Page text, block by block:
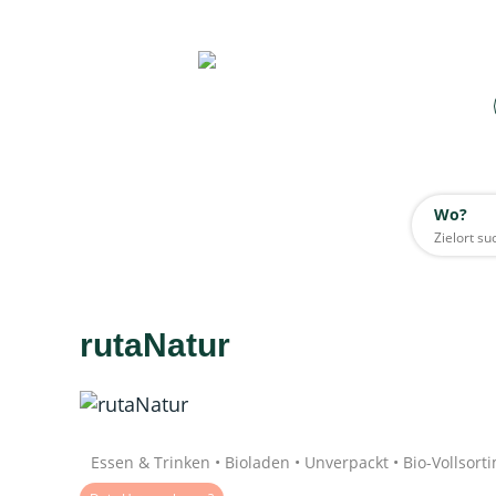
Wo?
Wo?
rutaNatur
Essen & Trinken • Bioladen • Unverpackt • Bio-